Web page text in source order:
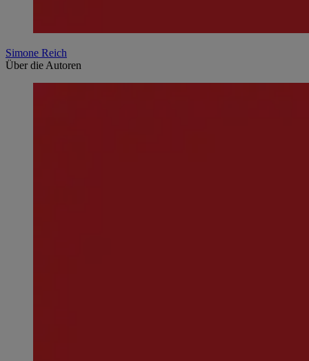
Simone Reich
Über die Autoren